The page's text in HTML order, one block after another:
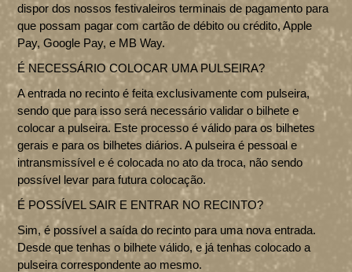
dispor dos nossos festivaleiros terminais de pagamento para
que possam pagar com cartão de débito ou crédito, Apple
Pay, Google Pay, e MB Way.
É NECESSÁRIO COLOCAR UMA PULSEIRA?
A entrada no recinto é feita exclusivamente com pulseira,
sendo que para isso será necessário validar o bilhete e
colocar a pulseira. Este processo é válido para os bilhetes
gerais e para os bilhetes diários. A pulseira é pessoal e
intransmissível e é colocada no ato da troca, não sendo
possível levar para futura colocação.
É POSSÍVEL SAIR E ENTRAR NO RECINTO?
Sim, é possível a saída do recinto para uma nova entrada.
Desde que tenhas o bilhete válido, e já tenhas colocado a
pulseira correspondente ao mesmo.